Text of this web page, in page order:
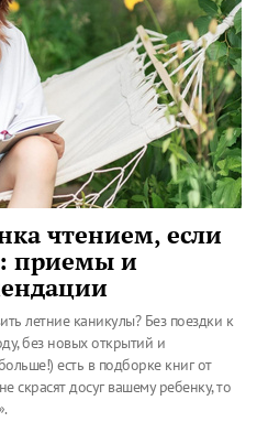
чтением, если
приемы и
летние каникулы? Без поездки к
без новых открытий и
есть в подборке книг от
скрасят досуг вашему ребенку, то